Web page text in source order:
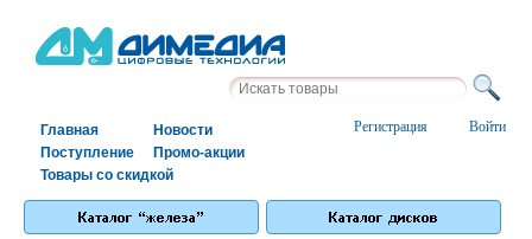
Войти
Регистрация
Главная
Новости
Поступление
Промо-акции
Товары со скидкой